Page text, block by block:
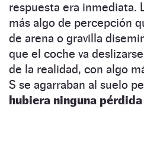
respuesta era inmediata.
más algo de percepción
de arena o gravilla
que el coche va
de la realidad, con algo
S se agarraban al suelo
hubiera ninguna